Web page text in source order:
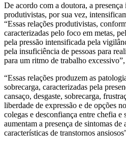
De acordo com a doutora, a presença
produtivistas, por sua vez,
“Essas relações produtivistas,
caracterizadas pelo foco em metas,
pela pressão intensificada pela
pela insuficiência de pessoas para
para um ritmo de trabalho
“Essas relações produzem as
sobrecarga, caracterizadas pela
cansaço, desgaste, sobrecarga,
liberdade de expressão e de opções
colegas e desconfiança entre chefia e
aumentam a presença de sintomas
características de transtornos